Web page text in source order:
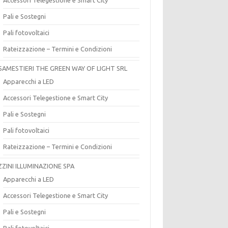
Pali e Sostegni
Pali fotovoltaici
Rateizzazione – Termini e Condizioni
THE GREEN WAY OF LIGHT SRL
Apparecchi a LED
Accessori Telegestione e Smart City
Pali e Sostegni
Pali fotovoltaici
Rateizzazione – Termini e Condizioni
ILLUMINAZIONE SPA
Apparecchi a LED
Accessori Telegestione e Smart City
Pali e Sostegni